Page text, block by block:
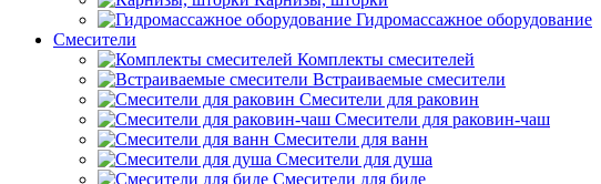
Гидромассажное оборудование
Смесители
Комплекты смесителей
Встраиваемые смесители
Смесители для раковин
Смесители для раковин-чаш
Смесители для ванн
Смесители для душа
Смесители для биде